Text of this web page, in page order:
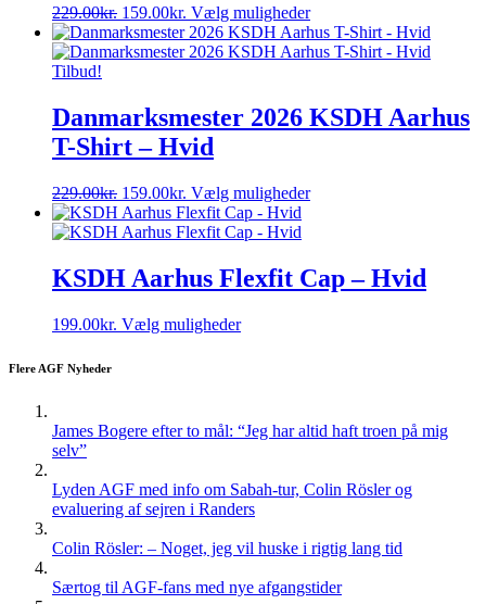
229.00kr. Den
oprindelige
pris
159.00kr. Den
aktuelle
pris
Vælg mulighederDette
vare
har
Mulighederne
kan
varesiden
Tilbud!
Danmarksmester 2026 KSDH Aarhus
T-Shirt – Hvid
229.00kr. Den
oprindelige
pris
229.00kr..
159.00kr. Den
aktuelle
pris
159.00kr..
Vælg mulighederDette
varianter.
Mulighederne
KSDH Aarhus Flexfit Cap – Hvid
199.00kr. Vælg mulighederDette
Mulighederne
kan
på
varesiden
Flere AGF Nyheder
James Bogere efter to mål: “Jeg har altid haft troen på mig
selv”
Lyden AGF med info om Sabah-tur, Colin Rösler og
evaluering af sejren i Randers
Colin Rösler: – Noget, jeg vil huske i rigtig lang tid
Særtog til AGF-fans med nye afgangstider